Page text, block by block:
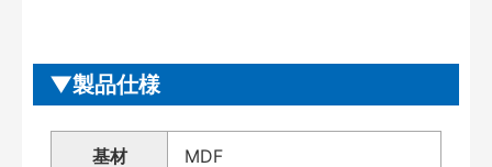
製品仕様
基材 MDF